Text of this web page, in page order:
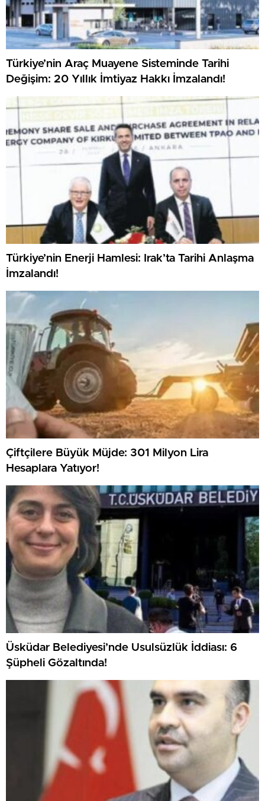
Türkiye’nin Araç Muayene Sisteminde Tarihi
Değişim: 20 Yıllık İmtiyaz Hakkı İmzalandı!
Türkiye’nin Enerji Hamlesi: Irak’ta Tarihi Anlaşma
İmzalandı!
Çiftçilere Büyük Müjde: 301 Milyon Lira
Hesaplara Yatıyor!
Üsküdar Belediyesi’nde Usulsüzlük İddiası: 6
Şüpheli Gözaltında!